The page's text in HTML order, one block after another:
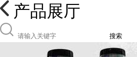
产品展厅
搜索